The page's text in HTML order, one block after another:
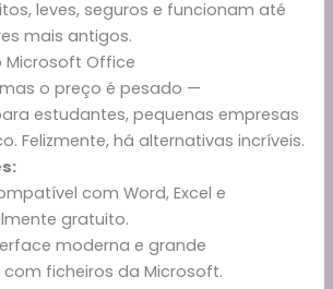
leves, seguros e funcionam até
mais antigos.
Microsoft Office
o preço é pesado —
estudantes, pequenas empresas
Felizmente, há alternativas incríveis.
com Word, Excel e
gratuito.
moderna e grande
ficheiros da Microsoft.